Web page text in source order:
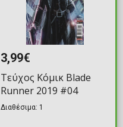
3,99€
Τεύχος Κόμικ Blade
Runner 2019 #04
Διαθέσιμα: 1